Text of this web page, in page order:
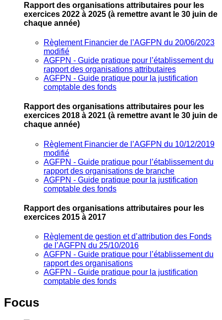
Rapport des organisations attributaires pour les
exercices 2022 à 2025 (à remettre avant le 30 juin de
chaque année)
Règlement Financier de l’AGFPN du 20/06/2023
modifié
AGFPN ‐ Guide pratique pour l’établissement du
rapport des organisations attributaires
AGFPN ‐ Guide pratique pour la justification
comptable des fonds
Rapport des organisations attributaires pour les
exercices 2018 à 2021 (à remettre avant le 30 juin de
chaque année)
Règlement Financier de l’AGFPN du 10/12/2019
modifié
AGFPN ‐ Guide pratique pour l’établissement du
rapport des organisations de branche
AGFPN ‐ Guide pratique pour la justification
comptable des fonds
Rapport des organisations attributaires pour les
exercices 2015 à 2017
Règlement de gestion et d’attribution des Fonds
de l’AGFPN du 25/10/2016
AGFPN ‐ Guide pratique pour l’établissement du
rapport des organisations
AGFPN ‐ Guide pratique pour la justification
comptable des fonds
Focus